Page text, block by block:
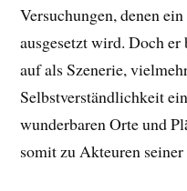
Versuchungen, denen
ausgesetzt wird. Doch
auf als Szenerie,
Selbstverständlichkeit
wunderbaren Orte und
somit zu Akteuren